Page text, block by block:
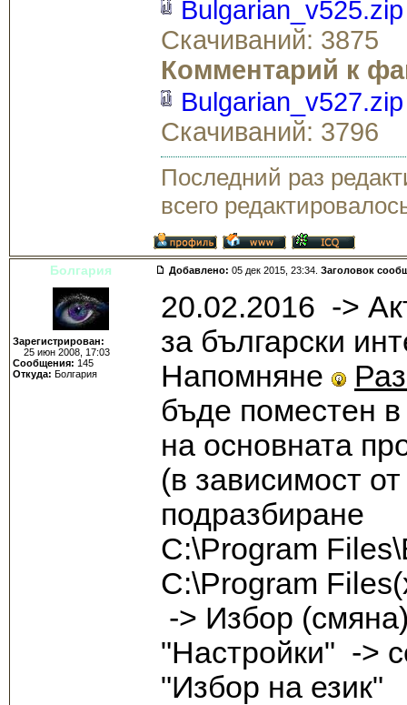
Bulgarian_v525.zip
Скачиваний: 3875
Комментарий к
Bulgarian_v527.zip
Скачиваний: 3796
Последний раз
всего
Болгария Добавлено: 05 дек 2015, 23:34. Заголовок
Зарегистрирован:
25 июн 2008, 17:03
Сообщения: 145
Откуда: Болгария
20.02.2016 ->
за български
Напомняне
бъде поместен
на основната
(в зависимост
подразбиране
C:\Program
C:\Program
-> Избор
"Настройки" ->
"Избор на език"